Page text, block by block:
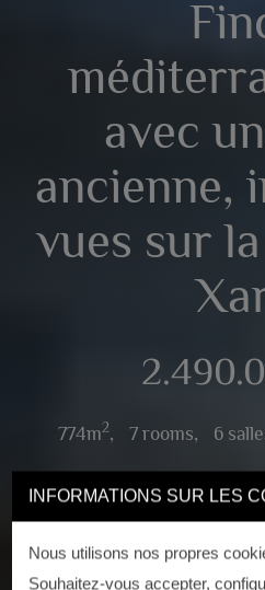
INFORMATIONS SUR LES
Nous utilisons nos propres
Souhaitez-vous accepter,
avec
ancienne,
vues sur
774m2, 7 rooms, 6
VOIR 56